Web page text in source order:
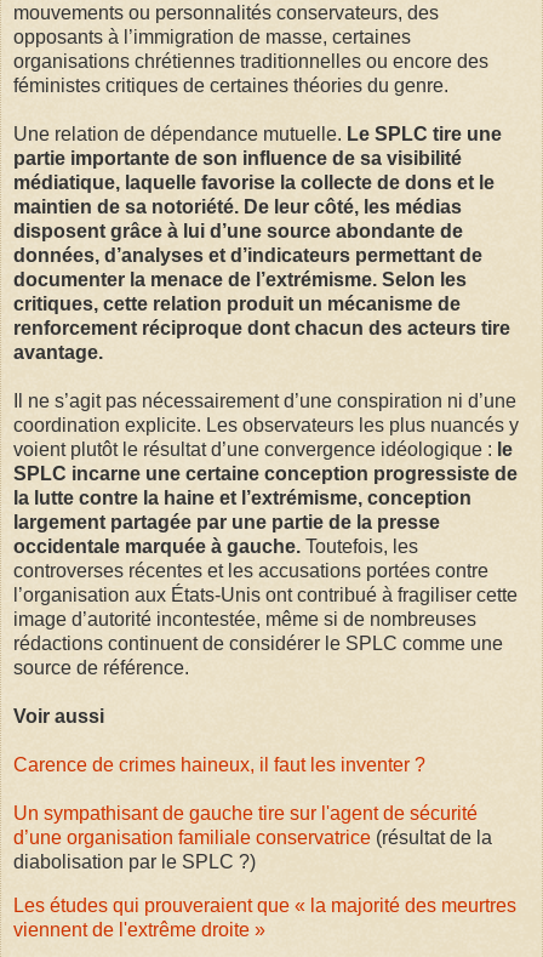
mouvements ou personnalités conservateurs, des
opposants à l’immigration de masse, certaines
organisations chrétiennes traditionnelles ou encore des
féministes critiques de certaines théories du genre.
Une relation de dépendance mutuelle. Le SPLC tire une
partie importante de son influence de sa visibilité
médiatique, laquelle favorise la collecte de dons et le
maintien de sa notoriété. De leur côté, les médias
disposent grâce à lui d’une source abondante de
données, d’analyses et d’indicateurs permettant de
documenter la menace de l’extrémisme. Selon les
critiques, cette relation produit un mécanisme de
renforcement réciproque dont chacun des acteurs tire
avantage.
Il ne s’agit pas nécessairement d’une conspiration ni d’une
coordination explicite. Les observateurs les plus nuancés y
voient plutôt le résultat d’une convergence idéologique : le
SPLC incarne une certaine conception progressiste de
la lutte contre la haine et l’extrémisme, conception
largement partagée par une partie de la presse
occidentale marquée à gauche. Toutefois, les
controverses récentes et les accusations portées contre
l’organisation aux États-Unis ont contribué à fragiliser cette
image d’autorité incontestée, même si de nombreuses
rédactions continuent de considérer le SPLC comme une
source de référence.
Voir aussi
Carence de crimes haineux, il faut les inventer ?
Un sympathisant de gauche tire sur l'agent de sécurité
d’une organisation familiale conservatrice (résultat de la
diabolisation par le SPLC ?)
Les études qui prouveraient que « la majorité des meurtres
viennent de l'extrême droite »